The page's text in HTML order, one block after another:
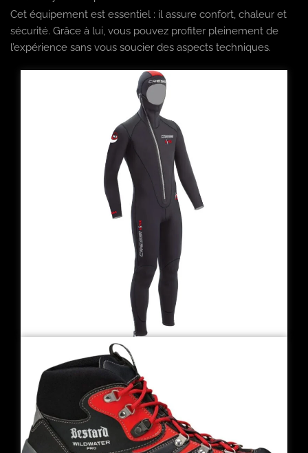
Cet équipement est essentiel : il assure confort, chaleur et
sécurité. Grâce à lui, vous pouvez profiter pleinement de
l’expérience sans vous soucier des aspects techniques.